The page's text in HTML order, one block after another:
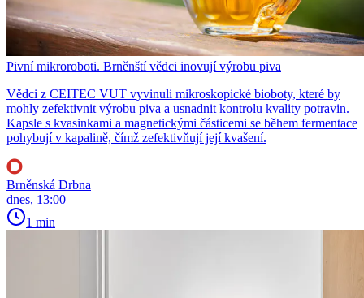
Pivní mikroroboti. Brněnští vědci inovují výrobu piva
Vědci z CEITEC VUT vyvinuli mikroskopické bioboty, které by
mohly zefektivnit výrobu piva a usnadnit kontrolu kvality potravin.
Kapsle s kvasinkami a magnetickými částicemi se během fermentace
pohybují v kapalině, čímž zefektivňují její kvašení.
Brněnská Drbna
dnes, 13:00
1 min